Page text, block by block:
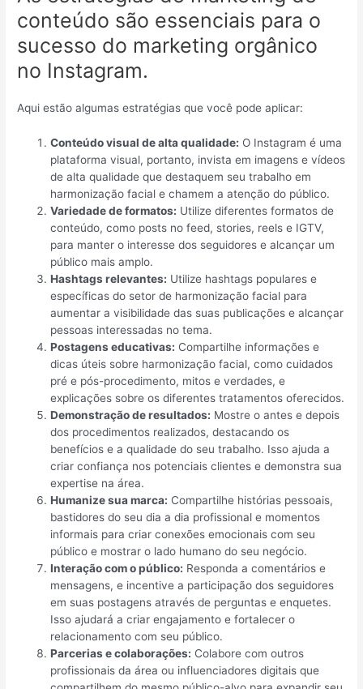
conteúdo são essenciais para o
sucesso do marketing orgânico
no Instagram.
Aqui estão algumas estratégias que você pode aplicar:
Conteúdo visual de alta qualidade: O Instagram é uma
plataforma visual, portanto, invista em imagens e vídeos
de alta qualidade que destaquem seu trabalho em
harmonização facial e chamem a atenção do público.
Variedade de formatos: Utilize diferentes formatos de
conteúdo, como posts no feed, stories, reels e IGTV,
para manter o interesse dos seguidores e alcançar um
público mais amplo.
Hashtags relevantes: Utilize hashtags populares e
específicas do setor de harmonização facial para
aumentar a visibilidade das suas publicações e alcançar
pessoas interessadas no tema.
Postagens educativas: Compartilhe informações e
dicas úteis sobre harmonização facial, como cuidados
pré e pós-procedimento, mitos e verdades, e
explicações sobre os diferentes tratamentos oferecidos.
Demonstração de resultados: Mostre o antes e depois
dos procedimentos realizados, destacando os
benefícios e a qualidade do seu trabalho. Isso ajuda a
criar confiança nos potenciais clientes e demonstra sua
expertise na área.
Humanize sua marca: Compartilhe histórias pessoais,
bastidores do seu dia a dia profissional e momentos
informais para criar conexões emocionais com seu
público e mostrar o lado humano do seu negócio.
Interação com o público: Responda a comentários e
mensagens, e incentive a participação dos seguidores
em suas postagens através de perguntas e enquetes.
Isso ajudará a criar engajamento e fortalecer o
relacionamento com seu público.
Parcerias e colaborações: Colabore com outros
profissionais da área ou influenciadores digitais que